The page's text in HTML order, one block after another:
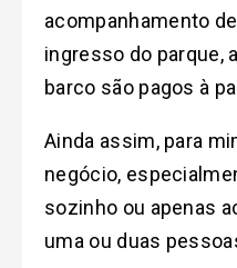
acompanhamento
ingresso do parque,
barco são pagos à
Ainda assim, para
negócio,
sozinho ou apenas
uma ou duas